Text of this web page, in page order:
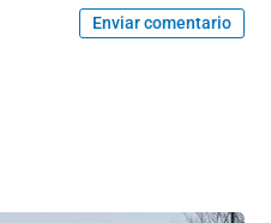
Enviar comentario